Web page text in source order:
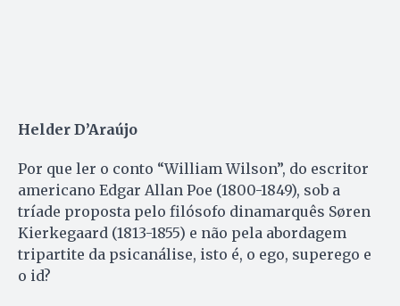
Helder D’Araújo
Por que ler o conto “William Wilson”, do escritor
americano Edgar Allan Poe (1800-1849), sob a
tríade proposta pelo filósofo dinamarquês Søren
Kierkegaard (1813-1855) e não pela abordagem
tripartite da psicanálise, isto é, o ego, superego e
o id?